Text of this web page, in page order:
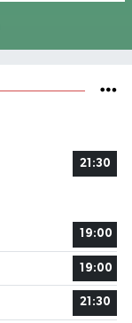
21:30
19:00
19:00
21:30